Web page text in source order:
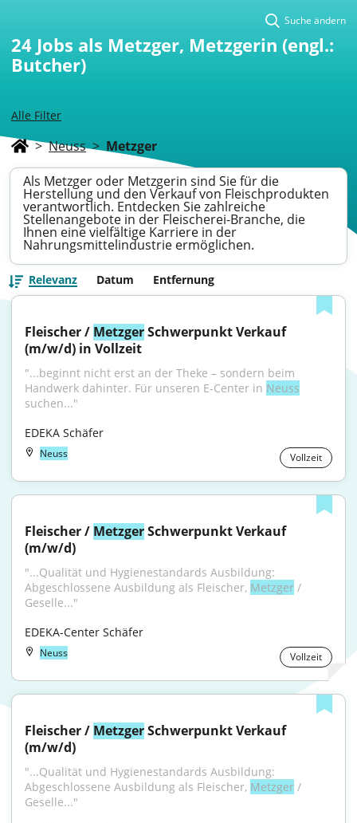
Alle Filter
Suche ändern
24 Jobs als Metzger, Metzgerin (engl.:
Butcher)
> Neuss > Metzger
Als Metzger oder Metzgerin sind Sie für die
Herstellung und den Verkauf von Fleischprodukten
verantwortlich. Entdecken Sie zahlreiche
Stellenangebote in der Fleischerei-Branche, die
Ihnen eine vielfältige Karriere in der
Nahrungsmittelindustrie ermöglichen.
Relevanz Datum Entfernung
Fleischer / Metzger Schwerpunkt Verkauf
(m/w/d) in Vollzeit
"...beginnt nicht erst an der Theke – sondern beim
Handwerk dahinter. Für unseren E-Center in Neuss
suchen..."
EDEKA Schäfer
Neuss Vollzeit
Fleischer / Metzger Schwerpunkt Verkauf
(m/w/d)
"...Qualität und Hygienestandards Ausbildung:
Abgeschlossene Ausbildung als Fleischer, Metzger /
Geselle..."
EDEKA-Center Schäfer
Neuss Vollzeit
Fleischer / Metzger Schwerpunkt Verkauf
(m/w/d)
"...Qualität und Hygienestandards Ausbildung:
Abgeschlossene Ausbildung als Fleischer, Metzger /
Geselle..."